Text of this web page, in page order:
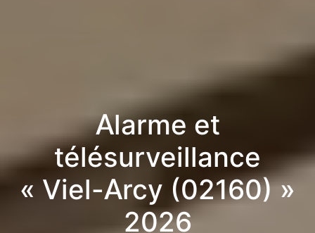
Alarme et
télésurveillance
« Viel-Arcy (02160) »
2026